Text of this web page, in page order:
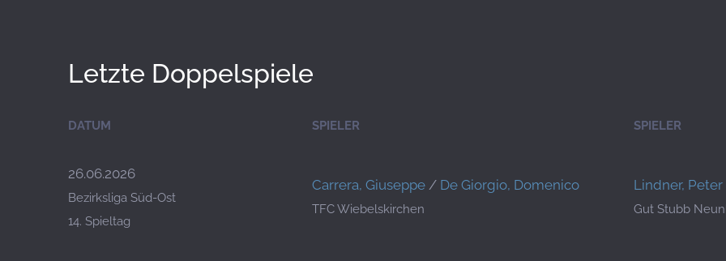
Letzte Doppelspiele
DATUM SPIELER SPIELER
26.06.2026
Bezirksliga Süd-Ost
14. Spieltag
Carrera, Giuseppe / De Giorgio, Domenico
TFC Wiebelskirchen
Lindner, Peter
Gut Stubb